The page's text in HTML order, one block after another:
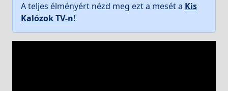
A teljes élményért nézd meg ezt a mesét a Kis
Kalózok TV-n!